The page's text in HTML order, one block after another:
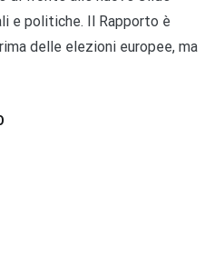
e politiche. Il Rapporto è
delle elezioni europee, ma